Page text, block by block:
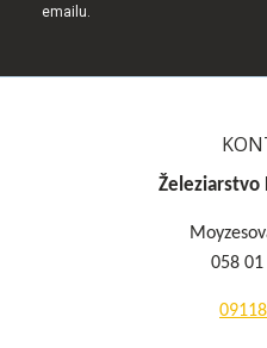
emailu.
Železiarstvo
058 01